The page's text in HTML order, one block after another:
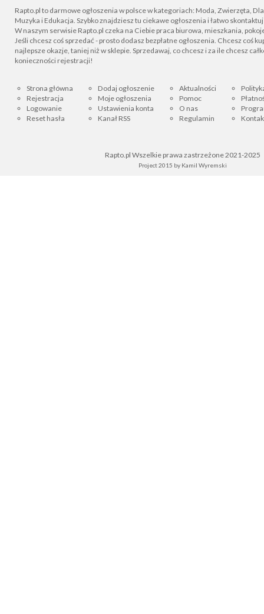
Rapto.pl to darmowe ogłoszenia w polsce w kategoriach: Moda, Zwierzęta, Dla
Muzyka i Edukacja. Szybko znajdziesz tu ciekawe ogłoszenia i łatwo
W naszym serwisie Rapto.pl czeka na Ciebie praca biurowa, mieszkania,
Jeśli chcesz coś sprzedać - prosto dodasz bezpłatne ogłoszenia. Chcesz coś
najlepsze okazje, taniej niż w sklepie. Sprzedawaj, co chcesz i za ile chcesz
konieczności rejestracji!
Strona główna
Rejestracja
Logowanie
Reset hasła
Dodaj ogłoszenie
Moje ogłoszenia
Ustawienia konta
Kanał RSS
Aktualności
Pomoc
O nas
Regulamin
Rapto.pl Wszelkie prawa zastrzeżone 2021-2025
Project 2015 by Kamil Wyremski